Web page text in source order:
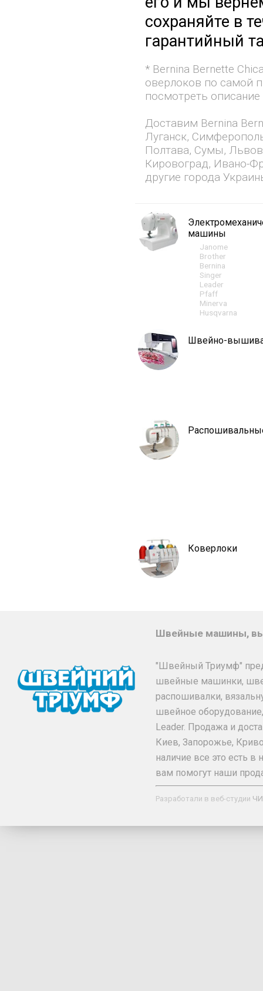
сохраняйте в
гарантийный
* Bernina Bernette
оверлоков по самой
посмотреть
Доставим Bernina
Луганск,
Полтава, Сумы,
Кировоград, Ивано-
другие города
машины
Janome
Brother
Bernina
Singer
Leader
Pfaff
Minerva
Husqvarna
Швейно-
Коверлоки
Швейные машины,
"Швейный Триумф"
швейные машинки,
распошивалки,
швейное
Leader. Продажа и
Киев, Запорожье,
наличие все это есть
вам помогут наши
Разработали в веб-студии